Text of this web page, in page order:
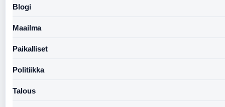
Blogi
Maailma
Paikalliset
Politiikka
Talous